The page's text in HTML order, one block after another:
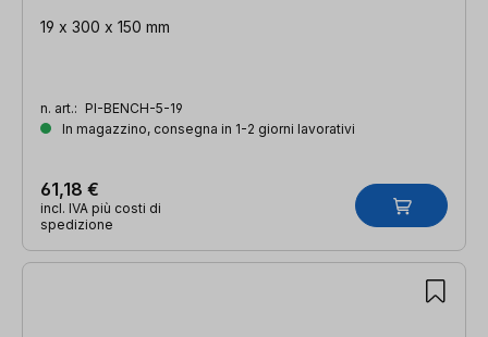
19 x 300 x 150 mm
n. art.: PI-BENCH-5-19
In magazzino, consegna in 1-2 giorni lavorativi
61,18 €
incl. IVA più costi di
spedizione